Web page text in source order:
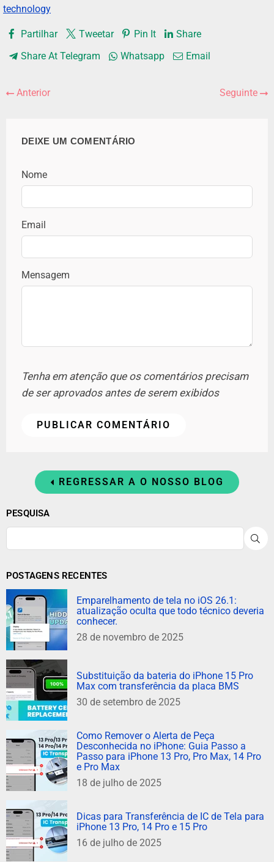
technology
Partilhar Tweetar Pin It
Share
Share At Telegram
Whatsapp Email
Anterior Seguinte
DEIXE UM COMENTÁRIO
Nome
Email
Mensagem
Tenha em atenção que os comentários precisam
de ser aprovados antes de serem exibidos
REGRESSAR A O NOSSO BLOG
PESQUISA
POSTAGENS RECENTES
Emparelhamento de tela no iOS 26.1:
atualização oculta que todo técnico deveria
conhecer.
28 de novembro de 2025
Substituição da bateria do iPhone 15 Pro
Max com transferência da placa BMS
30 de setembro de 2025
Como Remover o Alerta de Peça
Desconhecida no iPhone: Guia Passo a
Passo para iPhone 13 Pro, Pro Max, 14 Pro
e Pro Max
18 de julho de 2025
Dicas para Transferência de IC de Tela para
iPhone 13 Pro, 14 Pro e 15 Pro
16 de julho de 2025